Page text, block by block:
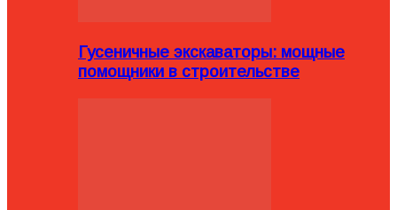
Гусеничные экскаваторы: мощные
помощники в строительстве